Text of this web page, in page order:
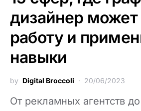
дизайнер может
работу и
навыки
by Digital Broccoli 20/06/2023
От рекламных агентств